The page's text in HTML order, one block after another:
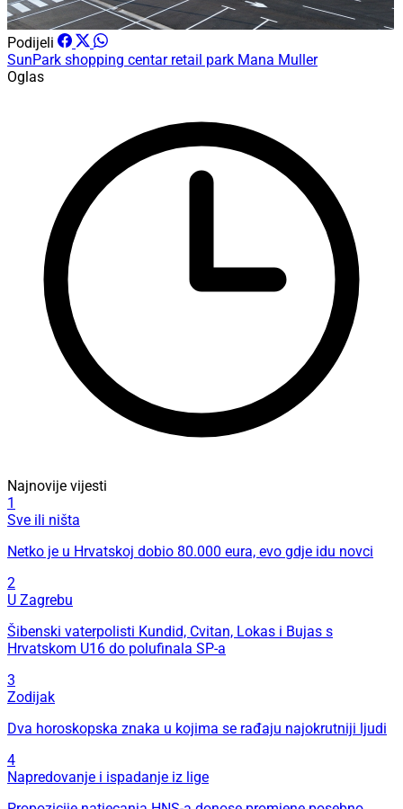
Podijeli
SunPark shopping centar retail park Mana Muller
Oglas
Najnovije vijesti
1
Sve ili ništa
Netko je u Hrvatskoj dobio 80.000 eura, evo gdje idu novci
2
U Zagrebu
Šibenski vaterpolisti Kundid, Cvitan, Lokas i Bujas s
Hrvatskom U16 do polufinala SP-a
3
Zodijak
Dva horoskopska znaka u kojima se rađaju najokrutniji ljudi
4
Napredovanje i ispadanje iz lige